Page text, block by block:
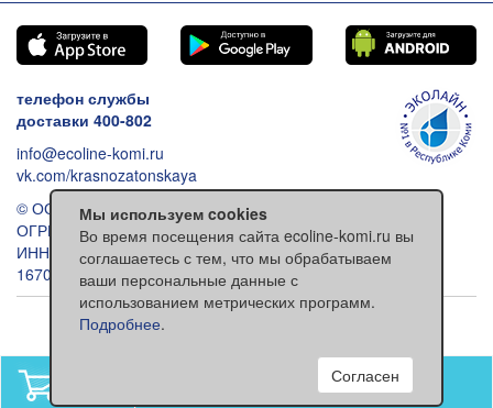
телефон службы
доставки 400-802
info@ecoline-komi.ru
vk.com/krasnozatonskaya
© ООО «Эколайн», 2026
ОГРН: 1021100512993
ИНН: 1101030557
167000 Сыктывкар ул. Ленина 118
Обычная версия сайта
нет товаров
Мы используем cookies
Во время посещения сайта ecoline-komi.ru вы
соглашаетесь с тем, что мы обрабатываем
ваши персональные данные с
использованием метрических программ.
Подробнее.
Согласен